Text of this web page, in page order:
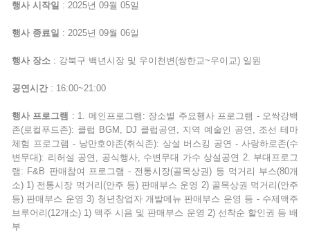
행사 시작일 : 2025년 09월 05일
행사 종료일 : 2025년 09월 06일
행사 장소 : 강북구 백년시장 및 우이천변(쌍한교~우이교) 일원
공연시간 : 16:00~21:00
행사 프로그램
: 1. 메인프로그램: 장소별 주요행사 프로그램 - 오싹강백
존(로컬푸드존): 클럽 BGM, DJ 클럽공연, 지역 예술인 공연, 조선 테마
체험 프로그램 - 낭만호야존(취식존): 상설 버스킹 공연 - 사랑하로존(수
변무대): 리허설 공연, 공식행사, 수변무대 가수 상설공연 2. 부대프로그
램: F&B 판매참여 프로그램 - 전통시장(골목상권) 등 먹거리 부스(80개
소) 1) 전통시장 먹거리(안주 등) 판매부스 운영 2) 골목상권 먹거리(안주
등) 판매부스 운영 3) 청년창업자 개발메뉴 판매부스 운영 등 - 수제맥주
브루어리(12개소) 1) 맥주 시음 및 판매부스 운영 2) 선착순 할인권 등 배
부